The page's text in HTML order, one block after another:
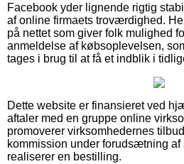
Facebook yder lignende rigtig
af online firmaets troværdighed.
på nettet som giver folk mulighed
anmeldelse af købsoplevelsen,
tages i brug til at få et indblik i
Dette website er finansieret ved
aftaler med en gruppe online
promoverer virksomhedernes
kommission under forudsætning af
realiserer en bestilling.